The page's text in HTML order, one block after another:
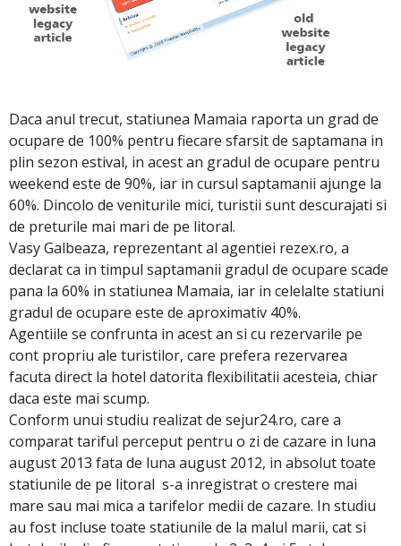
Daca anul trecut, statiunea Mamaia raporta un grad de
ocupare de 100% pentru fiecare sfarsit de saptamana in
plin sezon estival, in acest an gradul de ocupare pentru
weekend este de 90%, iar in cursul saptamanii ajunge la
60%. Dincolo de veniturile mici, turistii sunt descurajati si
de preturile mai mari de pe litoral.
Vasy Galbeaza, reprezentant al agentiei rezex.ro, a
declarat ca in timpul saptamanii gradul de ocupare scade
pana la 60% in statiunea Mamaia, iar in celelalte statiuni
gradul de ocupare este de aproximativ 40%.
Agentiile se confrunta in acest an si cu rezervarile pe
cont propriu ale turistilor, care prefera rezervarea
facuta direct la hotel datorita flexibilitatii acesteia, chiar
daca este mai scump.
Conform unui studiu realizat de sejur24.ro, care a
comparat tariful perceput pentru o zi de cazare in luna
august 2013 fata de luna august 2012, in absolut toate
statiunile de pe litoral s-a inregistrat o crestere mai
mare sau mai mica a tarifelor medii de cazare. In studiu
au fost incluse toate statiunile de la malul marii, cat si